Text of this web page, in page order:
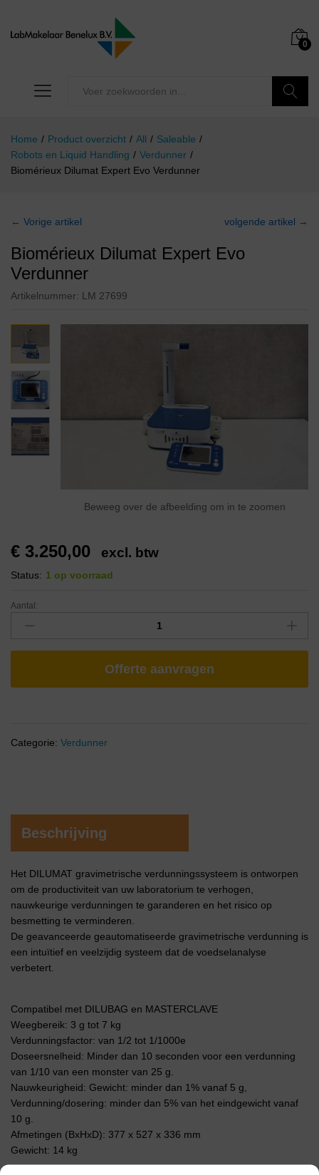
0
Home / Product overzicht / All / Saleable /
Robots en Liquid Handling / Verdunner /
Biomérieux Dilumat Expert Evo Verdunner
← Vorige artikel volgende artikel →
Biomérieux Dilumat Expert Evo
Verdunner
Artikelnummer: LM 27699
Beweeg over de afbeelding om in te zoomen
€ 3.250,00 excl. btw
Status: 1 op voorraad
Aantal:
Offerte aanvragen
Categorie: Verdunner
Beschrijving
Het DILUMAT gravimetrische verdunningssysteem is ontworpen
om de productiviteit van uw laboratorium te verhogen,
nauwkeurige verdunningen te garanderen en het risico op
besmetting te verminderen.
De geavanceerde geautomatiseerde gravimetrische verdunning is
een intuïtief en veelzijdig systeem dat de voedselanalyse
verbetert.
Compatibel met DILUBAG en MASTERCLAVE
Weegbereik: 3 g tot 7 kg
Verdunningsfactor: van 1/2 tot 1/1000e
Doseersnelheid: Minder dan 10 seconden voor een verdunning
van 1/10 van een monster van 25 g.
Nauwkeurigheid: Gewicht: minder dan 1% vanaf 5 g,
Verdunning/dosering: minder dan 5% van het eindgewicht vanaf
10 g.
Afmetingen (BxHxD): 377 x 527 x 336 mm
Gewicht: 14 kg